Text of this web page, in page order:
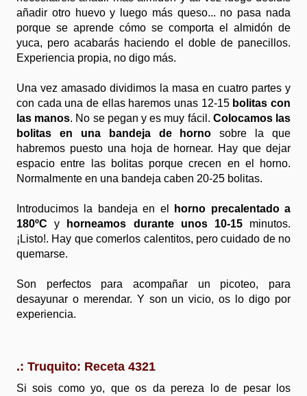
añadir otro huevo y luego más queso... no pasa nada
porque se aprende cómo se comporta el almidón de
yuca, pero acabarás haciendo el doble de panecillos.
Experiencia propia, no digo más.
Una vez amasado dividimos la masa en cuatro partes y
con cada una de ellas haremos unas 12-15 bolitas con
las manos. No se pegan y es muy fácil. Colocamos las
bolitas en una bandeja de horno sobre la que
habremos puesto una hoja de hornear. Hay que dejar
espacio entre las bolitas porque crecen en el horno.
Normalmente en una bandeja caben 20-25 bolitas.
Introducimos la bandeja en el
horno precalentado a
180ºC y horneamos durante unos 10-15minutos.
¡Listo!. Hay que comerlos calentitos, pero cuidado de no
quemarse.
Son perfectos para acompañar un picoteo, para
desayunar o merendar. Y son un vicio, os lo digo por
experiencia.
.: Truquito: Receta 4321
Si sois como yo, que os da pereza lo de pesar los